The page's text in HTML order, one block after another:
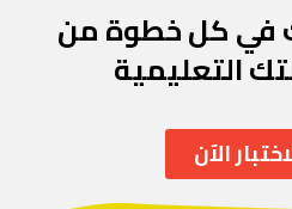
في كل خطوة من
التعليمية
الآن